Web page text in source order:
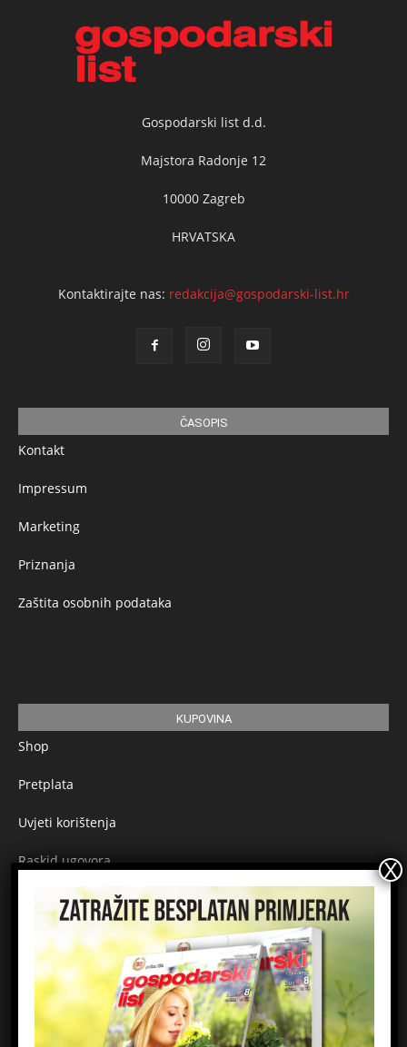
Gospodarski list d.d.
Majstora Radonje 12
10000 Zagreb
HRVATSKA
Kontaktirajte nas: redakcija@gospodarski-list.hr
ČASOPIS
Kontakt
Impressum
Marketing
Priznanja
Zaštita osobnih podataka
KUPOVINA
Shop
Pretplata
Uvjeti korištenja
Raskid ugovora
Načini plaćanja
Sigurnost plaćanja
Prijavite se na newsletter